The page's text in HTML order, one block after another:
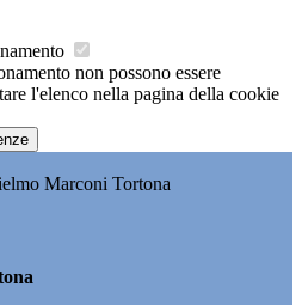
non possono essere
l'elenco nella pagina della cookie
Marconi Tortona